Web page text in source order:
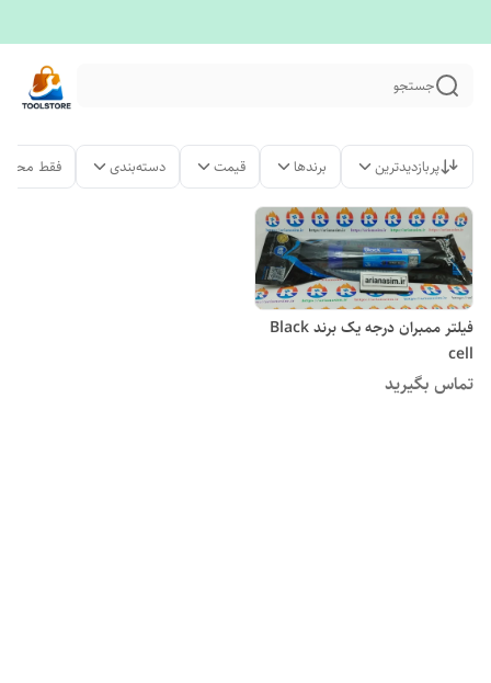
جستجو
پربازدیدترین برندها قیمت دسته‌بندی فقط
فیلتر ممبران درجه یک برند Black
cell
تماس بگیرید